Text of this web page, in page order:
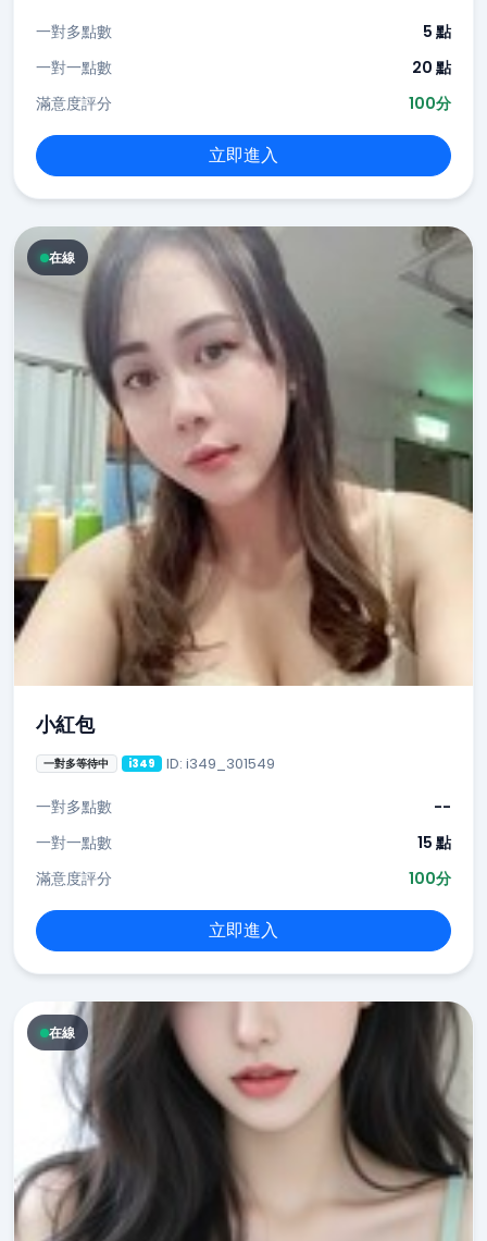
一對多點數
5 點
一對一點數
20 點
滿意度評分
100分
立即進入
在線
小紅包
一對多等待中 i349 ID: i349_301549
一對多點數
--
一對一點數
15 點
滿意度評分
100分
立即進入
在線